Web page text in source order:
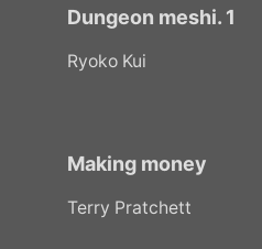
Dungeon meshi. 1
Ryoko Kui
Making money
Terry Pratchett